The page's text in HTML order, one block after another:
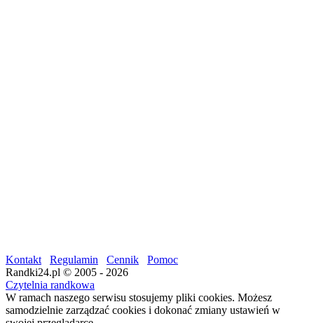
Kontakt Regulamin Cennik
Pomoc
Randki24.pl © 2005 - 2026
Czytelnia randkowa
W ramach naszego serwisu stosujemy pliki cookies. Możesz
samodzielnie zarządzać cookies i dokonać zmiany ustawień w